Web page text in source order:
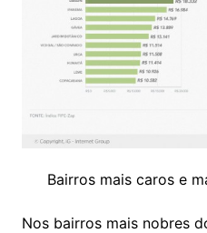
Bairros mais caros e
Nos bairros mais nobres